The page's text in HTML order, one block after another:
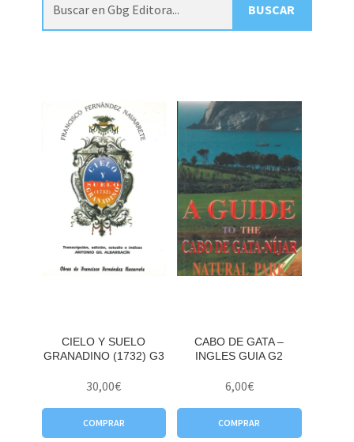
BUSCAR
CIELO Y SUELO
GRANADINO (1732) G3
30,00€
COMPRAR
CABO DE GATA –
INGLES GUIA G2
6,00€
COMPRAR